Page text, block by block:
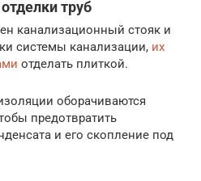
труб
канализационный стояк и
системы канализации, их
отделать плиткой.
оборачиваются
предотвратить
и его скопление под